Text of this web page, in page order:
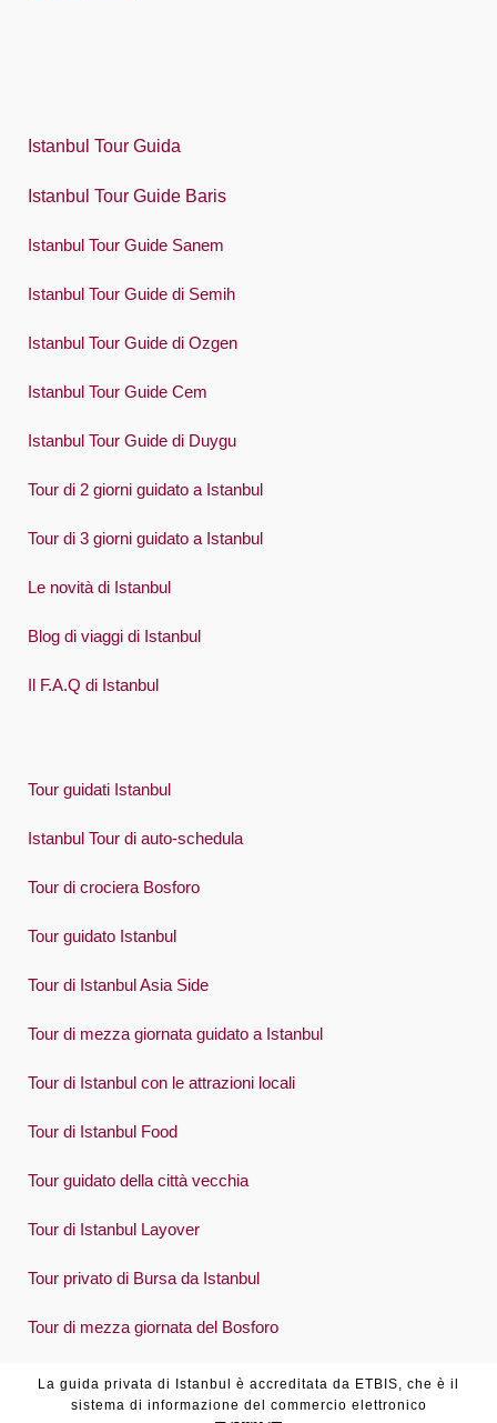
Русский
Español
Swedish
Istanbul Tour Guida
Istanbul Tour Guide Baris
Istanbul Tour Guide Sanem
Istanbul Tour Guide di Semih
Istanbul Tour Guide di Ozgen
Istanbul Tour Guide Cem
Istanbul Tour Guide di Duygu
Tour di 2 giorni guidato a Istanbul
Tour di 3 giorni guidato a Istanbul
Le novità di Istanbul
Blog di viaggi di Istanbul
Il F.A.Q di Istanbul
Tour guidati Istanbul
Istanbul Tour di auto-schedula
Tour di crociera Bosforo
Tour guidato Istanbul
Tour di Istanbul Asia Side
Tour di mezza giornata guidato a Istanbul
Tour di Istanbul con le attrazioni locali
Tour di Istanbul Food
Tour guidato della città vecchia
Tour di Istanbul Layover
Tour privato di Bursa da Istanbul
Tour di mezza giornata del Bosforo
La guida privata di Istanbul è accreditata da ETBIS, che è il
sistema di informazione del commercio elettronico